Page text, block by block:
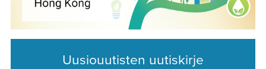
Uusiouutisten uutiskirje